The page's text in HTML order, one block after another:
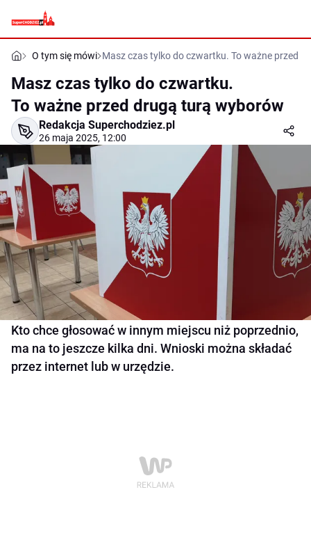
O tym się mówi Masz czas tylko do czwartku. To ważne przed
Masz czas tylko do czwartku.
To ważne przed drugą turą wyborów
Redakcja Superchodziez.pl
26 maja 2025, 12:00
Kto chce głosować w innym miejscu niż poprzednio,
ma na to jeszcze kilka dni. Wnioski można składać
przez internet lub w urzędzie.